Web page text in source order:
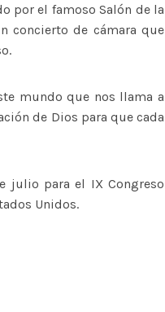
por el famoso Salón de la
concierto de cámara que
mundo que nos llama a
de Dios para que cada
julio para el IX Congreso
Unidos.